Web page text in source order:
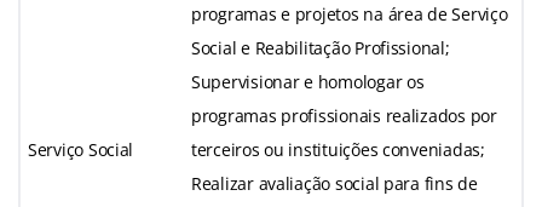
Serviço Social
programas e projetos na área de Serviço
Social e Reabilitação Profissional;
Supervisionar e homologar os
programas profissionais realizados por
terceiros ou instituições conveniadas;
Realizar avaliação social para fins de